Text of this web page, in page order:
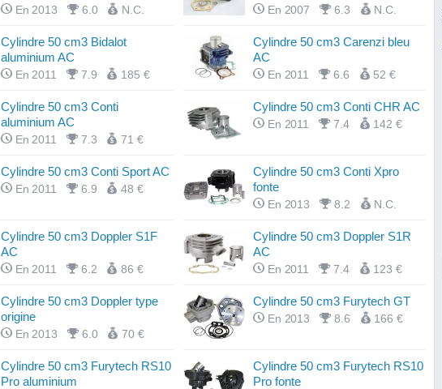
En 2013 6.0 N.C. En 2007 6.3 N.C.
Cylindre 50 cm3 Bidalot
aluminium AC
En 2011 7.9 185 €
Cylindre 50 cm3 Carenzi bleu
AC
En 2011 6.6 52 €
Cylindre 50 cm3 Conti
aluminium AC
En 2011 7.3 71 €
Cylindre 50 cm3 Conti CHR AC
En 2011 7.4 142 €
Cylindre 50 cm3 Conti Sport AC
En 2011 6.9 48 €
Cylindre 50 cm3 Conti Xpro
fonte
En 2013 8.2 N.C.
Cylindre 50 cm3 Doppler S1F
AC
En 2011 6.2 86 €
Cylindre 50 cm3 Doppler S1R
AC
En 2011 7.4 123 €
Cylindre 50 cm3 Doppler type
origine
En 2013 6.0 70 €
Cylindre 50 cm3 Furytech GT
En 2013 8.6 166 €
Cylindre 50 cm3 Furytech RS10
Pro aluminium
Cylindre 50 cm3 Furytech RS10
Pro fonte